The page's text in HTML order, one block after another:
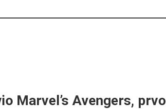
Marvel’s Avengers, prvo